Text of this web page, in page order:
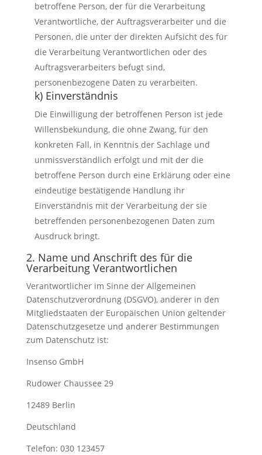
betroffene Person, der für die Verarbeitung
Verantwortliche, der Auftragsverarbeiter und die
Personen, die unter der direkten Aufsicht des für
die Verarbeitung Verantwortlichen oder des
Auftragsverarbeiters befugt sind,
personenbezogene Daten zu verarbeiten.
k) Einverständnis
Die Einwilligung der betroffenen Person ist jede
Willensbekundung, die ohne Zwang, für den
konkreten Fall, in Kenntnis der Sachlage und
unmissverständlich erfolgt und mit der die
betroffene Person durch eine Erklärung oder eine
eindeutige bestätigende Handlung ihr
Einverständnis mit der Verarbeitung der sie
betreffenden personenbezogenen Daten zum
Ausdruck bringt.
2. Name und Anschrift des für die
Verarbeitung Verantwortlichen
Verantwortlicher im Sinne der Allgemeinen
Datenschutzverordnung (DSGVO), anderer in den
Mitgliedstaaten der Europäischen Union geltender
Datenschutzgesetze und anderer Bestimmungen
zum Datenschutz ist:
Insenso GmbH
Rudower Chaussee 29
12489 Berlin
Deutschland
Telefon: 030 123457